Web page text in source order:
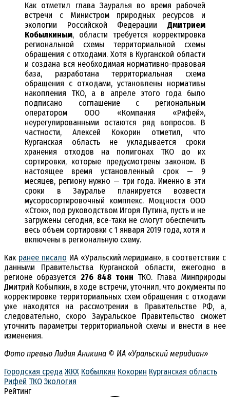
Как отметил глава Зауралья во время рабочей
встречи с Министром природных ресурсов и
экологии Российской Федерации Дмитрием
Кобылкиным, области требуется корректировка
региональной схемы территориальной схемы
обращения с отходами. Хотя в Курганской области
и создана вся необходимая нормативно-правовая
база, разработана территориальная схема
обращения с отходами, установлены нормативы
накопления ТКО, а в апреле этого года было
подписано соглашение с региональным
оператором ООО «Компания «Рифей»,
неурегулированными остаются ряд вопросов. В
частности, Алексей Кокорин отметил, что
Курганская область не укладывается сроки
хранения отходов на полигонах ТКО до их
сортировки, которые предусмотрены законом. В
настоящее время установленный срок — 9
месяцев, региону нужно — три года. Именно в эти
сроки в Зауралье планируется возвести
мусоросортировочный комплекс. Мощности ООО
«Сток», под руководством Игоря Путина, пусть и не
загружены сегодня, все-таки не смогут обеспечить
весь объем сортировки с 1 января 2019 года, хотя и
включены в региональную схему.
Как ранее писало ИА «Уральский меридиан», в соответствии с
данными Правительства Курганской области, ежегодно в
регионе образуется 276 848 тонн ТКО. Глава Минприроды
Дмитрий Кобылкин, в ходе встречи, уточнил, что документы по
корректировке территориальных схем обращения с отходами
уже находятся на рассмотрении в Правительстве РФ, а,
следовательно, скоро Зауральское Правительство сможет
уточнить параметры территориальной схемы и внести в нее
изменения.
Фото превью Лидия Аникина © ИА «Уральский меридиан»
Городская среда ЖКХ Кобылкин Кокорин Курганская область
Рифей ТКО Экология
Рейтинг